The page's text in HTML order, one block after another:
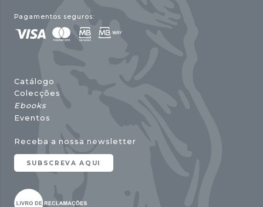
Pagamentos seguros:
Catálogo
Colecções
Ebooks
Eventos
Receba a nossa newsletter
SUBSCREVA AQUI